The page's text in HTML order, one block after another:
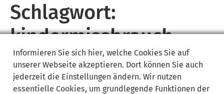
Schlagwort:
kindermissbrauch
Informieren Sie sich hier, welche Cookies Sie auf
unserer Webseite akzeptieren. Dort können Sie auch
jederzeit die Einstellungen ändern. Wir nutzen
essentielle Cookies, um grundlegende Funktionen der